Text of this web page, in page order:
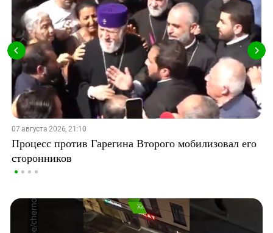
07 августа 2026, 21:10
Процесс против Гарегина Второго мобилизовал его
сторонников